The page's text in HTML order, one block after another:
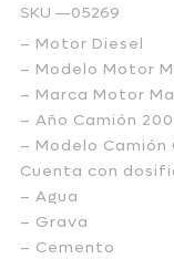
SKU —05269
– Motor Diesel
– Modelo Motor
– Marca Motor
– Año Camión
– Modelo Camión
Cuenta con
– Agua
– Grava
– Cemento